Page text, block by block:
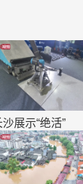
展示“绝活”